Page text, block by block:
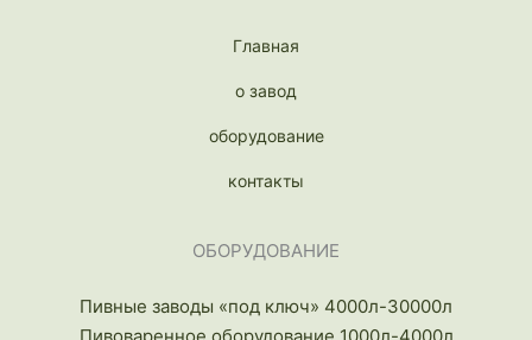
Главная
о завод
оборудование
контакты
ОБОРУДОВАНИЕ
Пивные заводы «под ключ» 4000л-30000л